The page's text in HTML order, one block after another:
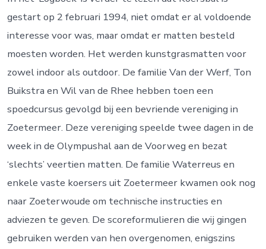
gestart op 2 februari 1994, niet omdat er al voldoende
interesse voor was, maar omdat er matten besteld
moesten worden. Het werden kunstgrasmatten voor
zowel indoor als outdoor. De familie Van der Werf, Ton
Buikstra en Wil van de Rhee hebben toen een
spoedcursus gevolgd bij een bevriende vereniging in
Zoetermeer. Deze vereniging speelde twee dagen in de
week in de Olympushal aan de Voorweg en bezat
‘slechts’ veertien matten. De familie Waterreus en
enkele vaste koersers uit Zoetermeer kwamen ook nog
naar Zoeterwoude om technische instructies en
adviezen te geven. De scoreformulieren die wij gingen
gebruiken werden van hen overgenomen, enigszins